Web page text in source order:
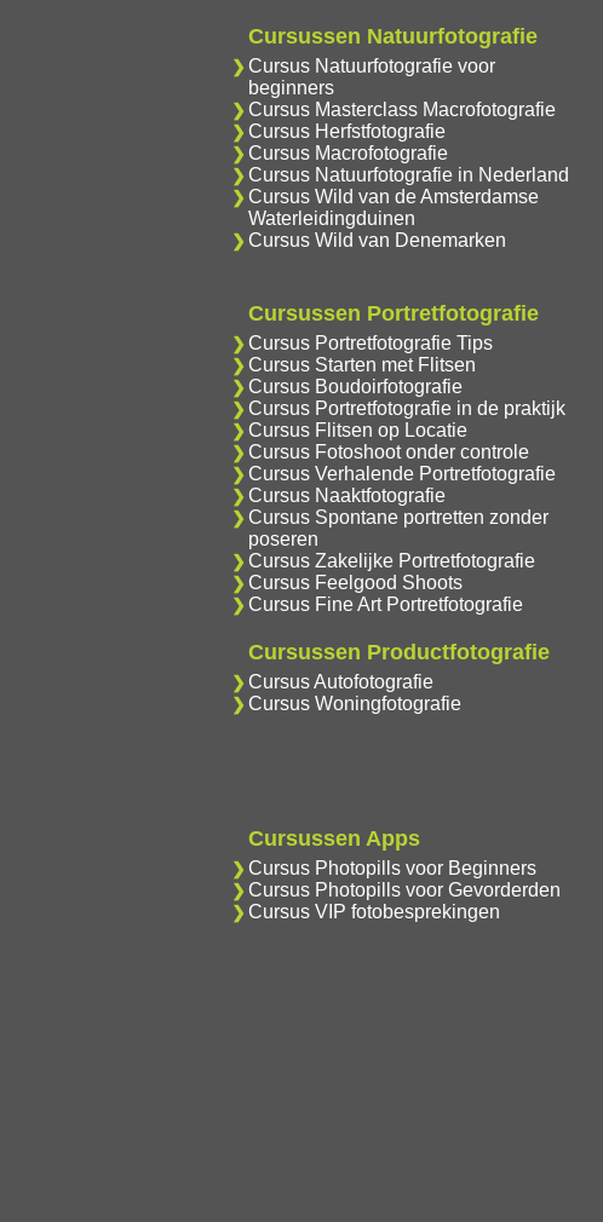
Cursussen Natuurfotografie
Cursus Natuurfotografie voor
beginners
Cursus Masterclass Macrofotografie
Cursus Herfstfotografie
Cursus Macrofotografie
Cursus Natuurfotografie in Nederland
Cursus Wild van de Amsterdamse
Waterleidingduinen
Cursus Wild van Denemarken
Cursussen Portretfotografie
Cursus Portretfotografie Tips
Cursus Starten met Flitsen
Cursus Boudoirfotografie
Cursus Portretfotografie in de praktijk
Cursus Flitsen op Locatie
Cursus Fotoshoot onder controle
Cursus Verhalende Portretfotografie
Cursus Naaktfotografie
Cursus Spontane portretten zonder
poseren
Cursus Zakelijke Portretfotografie
Cursus Feelgood Shoots
Cursus Fine Art Portretfotografie
Cursussen Productfotografie
Cursus Autofotografie
Cursus Woningfotografie
Cursussen Apps
Cursus Photopills voor Beginners
Cursus Photopills voor Gevorderden
Cursus VIP fotobesprekingen